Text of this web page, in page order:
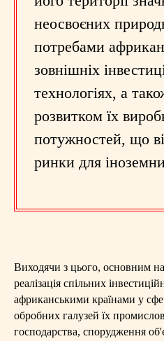
неосвоєних
потребами
зовнішніх
технологіях, а
розвитком їх
потужностей, що
ринки для
Виходячи з цього, основним
реалізація спільних
африканськими країнами у
обробних галузей їх
господарства, спорудження